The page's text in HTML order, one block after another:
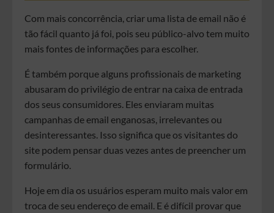
Com mais concorrência, criar uma lista de email não é
tão fácil quanto já foi, pois seu público-alvo tem muito
mais fontes de informações para escolher.
É também porque alguns profissionais de marketing
abusaram do privilégio de entrar na caixa de entrada
dos seus consumidores. Eles enviaram muitas
campanhas de email enganosas, irrelevantes ou
desinteressantes. Isso significa que os visitantes do
site podem pensar duas vezes antes de preencher um
formulário.
Hoje em dia os usuários esperam muito mais valor em
troca de seu endereço de email. E é difícil provar que